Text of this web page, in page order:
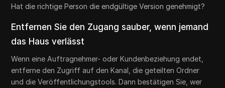
Hat die richtige Person die endgültige Version genehmigt?
Entfernen Sie den Zugang sauber, wenn jemand
das Haus verlässt
Wenn eine Auftragnehmer- oder Kundenbeziehung endet,
entferne den Zugriff auf den Kanal, die geteilten Ordner
und die Veröffentlichungstools. Dann bestätigen Sie, wer